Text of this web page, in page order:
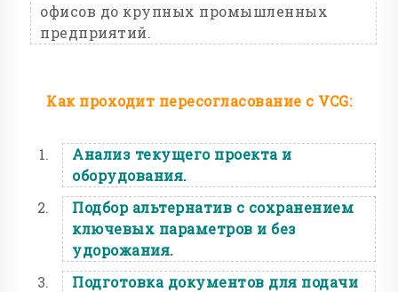
офисов до крупных промышленных
предприятий.
Как проходит пересогласование с VCG:
Анализ текущего проекта и
оборудования.
Подбор альтернатив с сохранением
ключевых параметров и без
удорожания.
Подготовка документов для подачи